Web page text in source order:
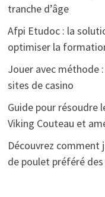
tranche d’âge
Afpi Etudoc : la
optimiser la
Jouer avec méthode
sites de casino
Guide pour résoudre
Viking Couteau et
Découvrez comment
de poulet préféré